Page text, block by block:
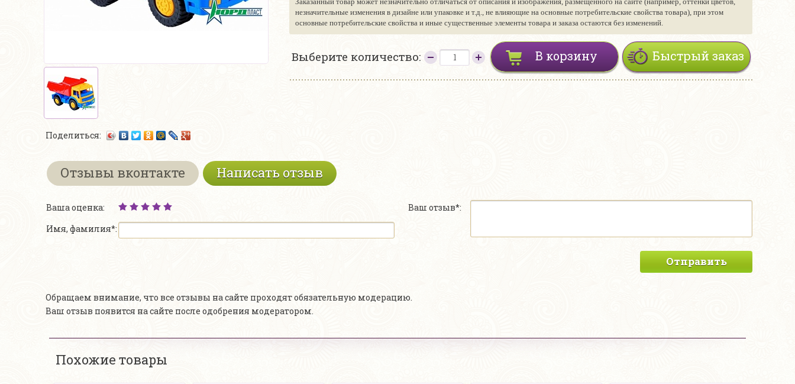
Поделиться:
незначительные изменения в дизайне или упаковке и т.д., не влияющие на основные потребительские свойства товара), при этом
основные потребительские свойства и иные существенные элементы товара и заказа остаются без изменений.
Выберите количество: Быстрый заказ
В корзину
Отзывы вконтакте Написать отзыв
Ваша оценка:
Имя, фамилия*:
Ваш отзыв*:
Отправить
Обращаем внимание, что все отзывы на сайте проходят обязательную модерацию.
Ваш отзыв появится на сайте после одобрения модератором.
Похожие товары